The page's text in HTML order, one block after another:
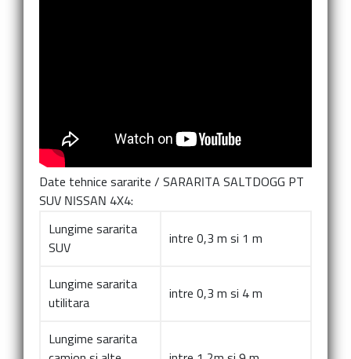
Date tehnice sararite / SARARITA SALTDOGG PT
SUV NISSAN 4X4:
Lungime sararita
SUV
intre 0,3 m si 1 m
Lungime sararita
utilitara
intre 0,3 m si 4 m
Lungime sararita